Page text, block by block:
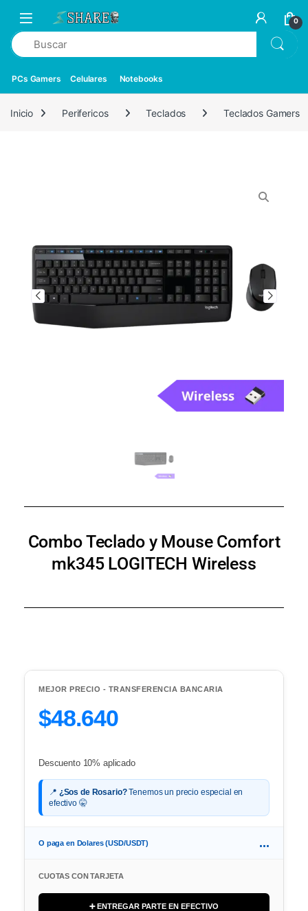
0
PCs Gamers Celulares Notebooks
Inicio Perifericos Teclados Teclados Gamers
Combo Teclado y Mouse Comfort
mk345 LOGITECH Wireless
MEJOR PRECIO - TRANSFERENCIA BANCARIA
$48.640
Descuento 10% aplicado
📍 ¿Sos de Rosario?Tenemos un precio especial en
efectivo 🤫
O paga en Dolares (USD/USDT) ...
CUOTAS CON TARJETA
➕ ENTREGAR PARTE EN EFECTIVO